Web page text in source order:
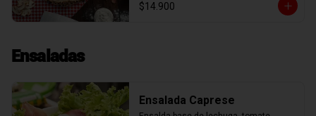
$14.900
Ensaladas
Ensalada Caprese